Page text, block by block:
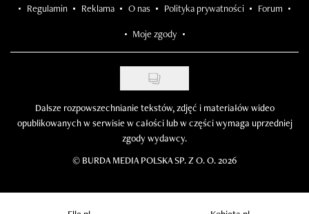
Regulamin Reklama O nas Polityka prywatności Forum
Moje zgody
Dalsze rozpowszechnianie tekstów, zdjęć i materiałów wideo
opublikowanych w serwisie w całości lub w części wymaga uprzedniej
zgody wydawcy.
© BURDA MEDIA POLSKA SP. Z O. O. 2026